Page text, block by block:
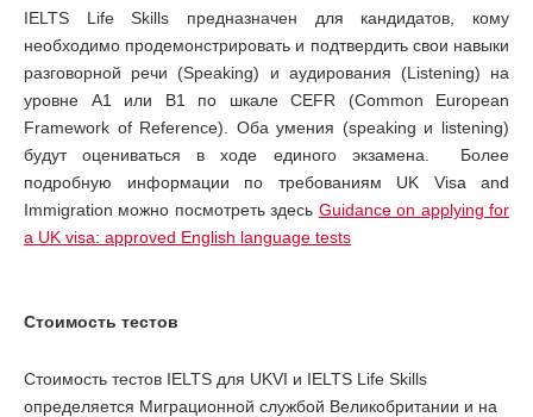
IELTS Life Skills предназначен для кандидатов, кому
необходимо продемонстрировать и подтвердить свои навыки
разговорной речи (Speaking) и аудирования (Listening) на
уровне А1 или В1 по шкале CEFR (Common European
Framework of Reference). Оба умения (speaking и listening)
будут оцениваться в ходе единого экзамена. Более
подробную информации по требованиям UK Visa and
Immigration можно посмотреть здесь Guidance on applying for
a UK visa: approved English language tests
Стоимость тестов
Стоимость тестов IELTS для UKVI и IELTS Life Skills
определяется Миграционной службой Великобритании и на